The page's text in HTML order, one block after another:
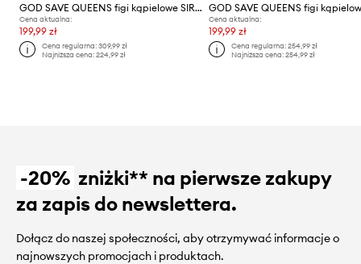
GOD SAVE QUEENS figi kąpielowe SIRENA BOTTOM
Cena aktualna:
199,99 zł
Cena regularna:309,99 zł
Najniższa cena:224,99 zł
Cena aktualna:
199,99 zł
Cena regularna: 254,99 zł
Najniższa cena: 254,99 zł
-20% zniżki** na pierwsze zakupy
za zapis do newslettera.
Dołącz do naszej społeczności, aby otrzymywać informacje o
najnowszych promocjach i produktach.